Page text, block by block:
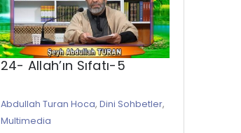
24- Allah’ın Sıfatı-5
Abdullah Turan Hoca, Dini Sohbetler,
Multimedia